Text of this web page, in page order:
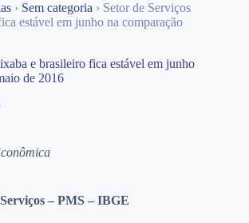
› Sem categoria › Setor de Serviços
estável em junho na comparação
e brasileiro fica estável em junho
de 2016
– PMS – IBGE